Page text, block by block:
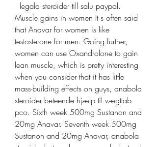
  legala steroider till salu paypal.
Muscle gains in women It s often said
that Anavar for women is like
testosterone for men. Going further,
women can use Oxandrolone to gain
lean muscle, which is pretty interesting
when you consider that it has little
mass-building effects on guys, anabola
steroider beteende hjælp til vægttab
pco. Sixth week 500mg Sustanon and
20mg Anavar. Seventh week 500mg
Sustanon and 20mg Anavar, anabola